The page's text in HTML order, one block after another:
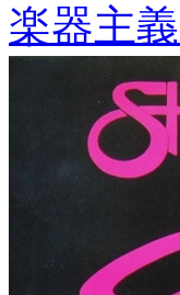
楽器主義